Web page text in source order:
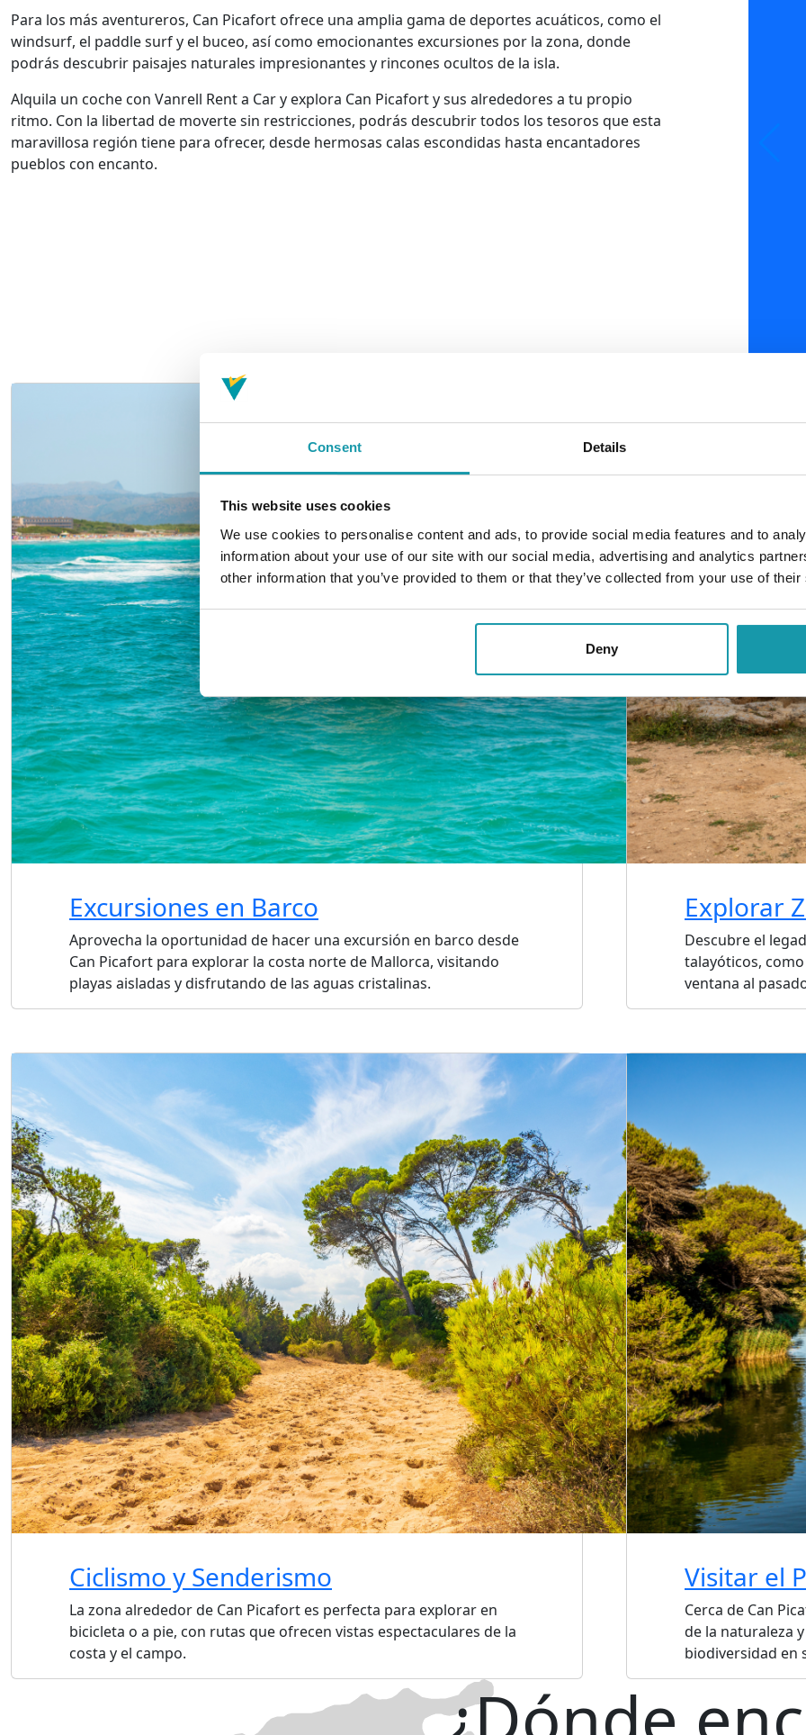
Consent Details
This website uses cookies
We use cookies to personalise content and ads, to provide social media features and to
information about your use of our site with our social media, advertising and analytics
other information that you’ve provided to them or that they’ve collected from your use of
Deny
Para los más aventureros, Can Picafort ofrece una amplia gama de deportes acuáticos, como el
windsurf, el paddle surf y el buceo, así como emocionantes excursiones por la zona, donde
podrás descubrir paisajes naturales impresionantes y rincones ocultos de la isla.
Alquila un coche con Vanrell Rent a Car y explora Can Picafort y sus alrededores a tu propio
ritmo. Con la libertad de moverte sin restricciones, podrás descubrir todos los tesoros que esta
maravillosa región tiene para ofrecer, desde hermosas calas escondidas hasta encantadores
pueblos con encanto.
Excursiones en Barco
Aprovecha la oportunidad de hacer una excursión en barco desde
Can Picafort para explorar la costa norte de Mallorca, visitando
playas aisladas y disfrutando de las aguas cristalinas.
Explorar
Descubre el
talayóticos,
ventana al
Ciclismo y Senderismo
La zona alrededor de Can Picafort es perfecta para explorar en
bicicleta o a pie, con rutas que ofrecen vistas espectaculares de la
costa y el campo.
Visitar el
Cerca de Can
de la naturaleza
biodiversidad en